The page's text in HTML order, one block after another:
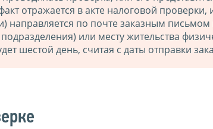
отражается в акте налоговой проверки,
по почте заказным письмом
или месту жительства
шестой день, считая с даты отправки